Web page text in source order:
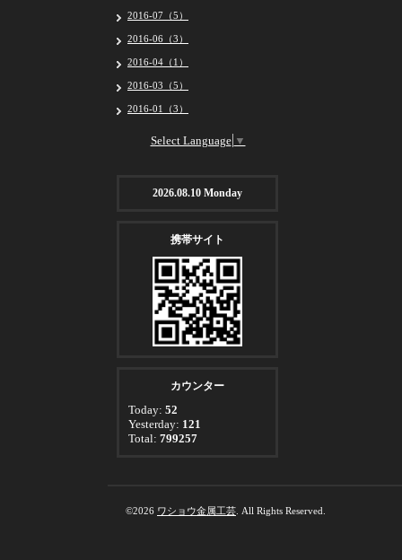
2016-07（5）
2016-06（3）
2016-04（1）
2016-03（5）
2016-01（3）
Select Language ▼
2026.08.10 Monday
携帯サイト
カウンター
Today: 52
Yesterday: 121
Total: 799257
©2026 ワショウ金属工芸 . All Rights Reserved.